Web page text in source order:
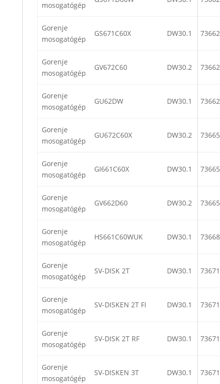
mosogatógép
Gorenje
mosogatógép
GS671C60X DW30.1
Gorenje
mosogatógép
GV672C60 DW30.2
Gorenje
mosogatógép
GU62DW DW30.1
Gorenje
mosogatógép
GU672C60X DW30.2
Gorenje
mosogatógép
GI661C60X DW30.1
Gorenje
mosogatógép
GV662D60 DW30.2
Gorenje
mosogatógép
HS661C60WUK DW30.1
Gorenje
mosogatógép
SV-DISK 2T DW30.1
Gorenje
mosogatógép
SV-DISKEN 2T FI DW30.1
Gorenje
mosogatógép
SV-DISK 2T RF DW30.1
Gorenje
mosogatógép
SV-DISKEN 3T DW30.1